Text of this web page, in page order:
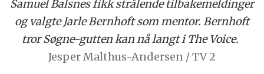
Samuel Balsnes fikk strålende tilbakemeldinger
og valgte Jarle Bernhoft som mentor. Bernhoft
tror Søgne-gutten kan nå langt i The Voice.
Jesper Malthus-Andersen / TV 2